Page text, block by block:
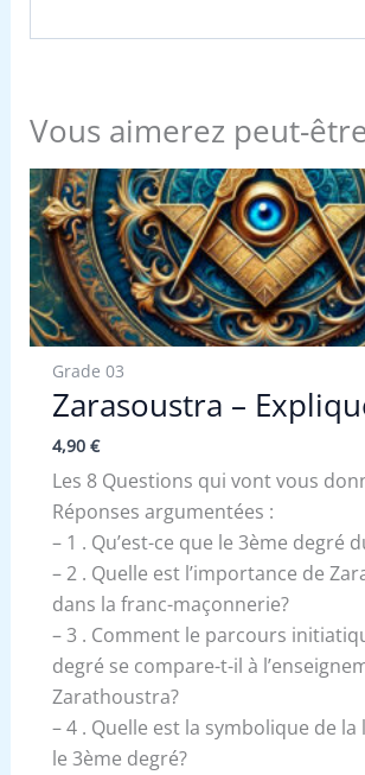
Vous aimerez peut-
Grade 03
Zarasoustra –
4,90 €
Les 8 Questions qui vont vous
Réponses argumentées :
– 1 . Qu’est-ce que le 3ème degré
– 2 . Quelle est l’importance de
dans la franc-maçonnerie?
– 3 . Comment le parcours
degré se compare-t-il à
Zarathoustra?
– 4 . Quelle est la symbolique de
le 3ème degré?